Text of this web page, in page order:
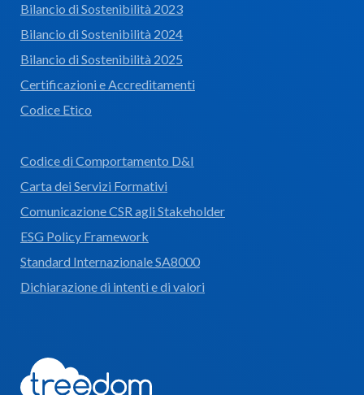
Bilancio di Sostenibilità 2023
Bilancio di Sostenibilità 2024
Bilancio di Sostenibilità 2025
Certificazioni e Accreditamenti
Codice Etico
Codice di Comportamento D&I
Carta dei Servizi Formativi
Comunicazione CSR agli Stakeholder
ESG Policy Framework
Standard Internazionale SA8000
Dichiarazione di intenti e di valori